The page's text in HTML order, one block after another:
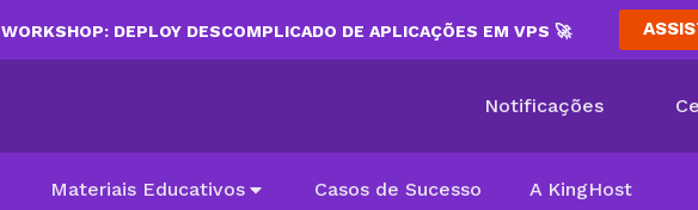
WORKSHOP: DEPLOY DESCOMPLICADO DE APLICAÇÕES EM VPS 🚀
Notificações
Materiais Educativos Casos de Sucesso A KingHost